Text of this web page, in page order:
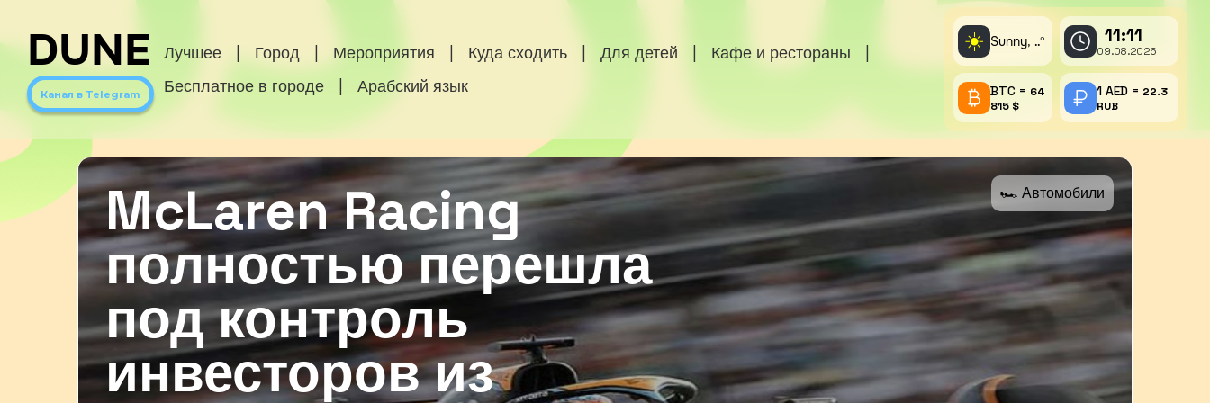
DUNE
Канал в Telegram
Лучшее Город Мероприятия Куда сходить Для детей Кафе и рестораны
Бесплатное в городе
Арабский язык
☀️ Sunny, ..° 11:11
09.08.2026
BTC = 64
815 $
1 AED = 22.3
RUB
McLaren Racing
полностью перешла
под контроль
инвесторов из
🏎 Автомобили